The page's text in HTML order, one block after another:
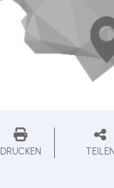
DRUCKEN TEILEN